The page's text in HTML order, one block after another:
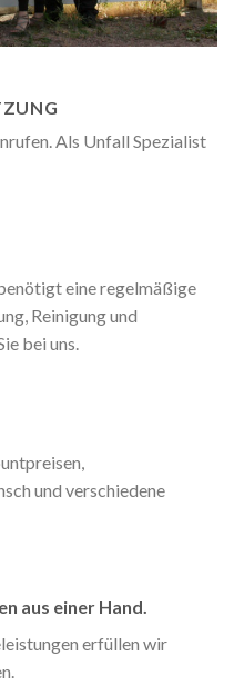
Als Unfall Spezialist
eine regelmäßige
Reinigung und
bei uns.
und verschiedene
aus einer Hand.
erfüllen wir